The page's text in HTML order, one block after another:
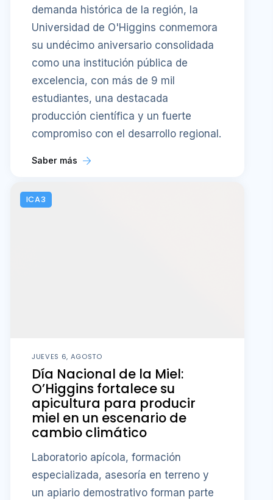
demanda histórica de la región, la
Universidad de O'Higgins conmemora
su undécimo aniversario consolidada
como una institución pública de
excelencia, con más de 9 mil
estudiantes, una destacada
producción científica y un fuerte
compromiso con el desarrollo regional.
Saber más
ICA3
JUEVES 6, AGOSTO
Día Nacional de la Miel:
O’Higgins fortalece su
apicultura para producir
miel en un escenario de
cambio climático
Laboratorio apícola, formación
especializada, asesoría en terreno y
un apiario demostrativo forman parte